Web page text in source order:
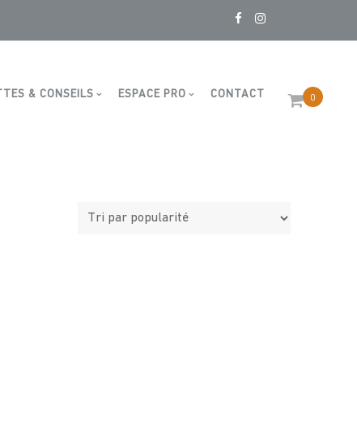
0
& CONSEILS ESPACE PRO CONTACT